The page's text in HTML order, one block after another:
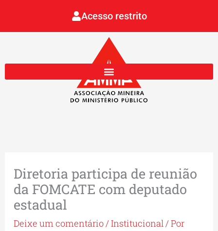
Acesso restrito
Diretoria participa de reunião
da FOMCATE com deputado
estadual
Deixe um comentário/Institucional/ Por